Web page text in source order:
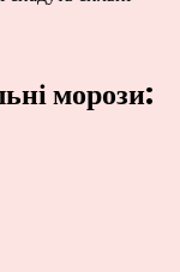
морози: